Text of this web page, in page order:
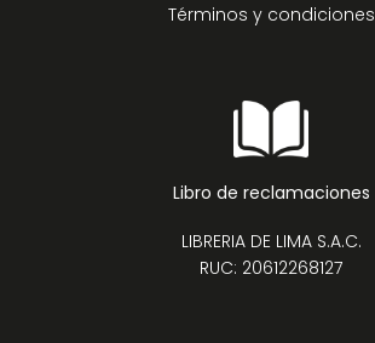
Términos y condiciones
Libro de reclamaciones
LIBRERIA DE LIMA S.A.C.
RUC: 20612268127